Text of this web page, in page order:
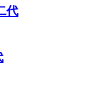
代